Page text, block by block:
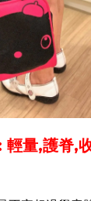
輕量,護脊,